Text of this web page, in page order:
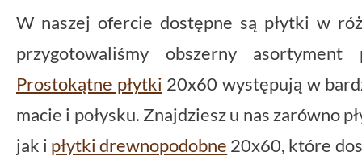
W naszej ofercie dostępne są płytki w
przygotowaliśmy obszerny
Prostokątne płytki 20x60 występują w
macie i połysku. Znajdziesz u nas zarówno
jak i płytki drewnopodobne 20x60, które